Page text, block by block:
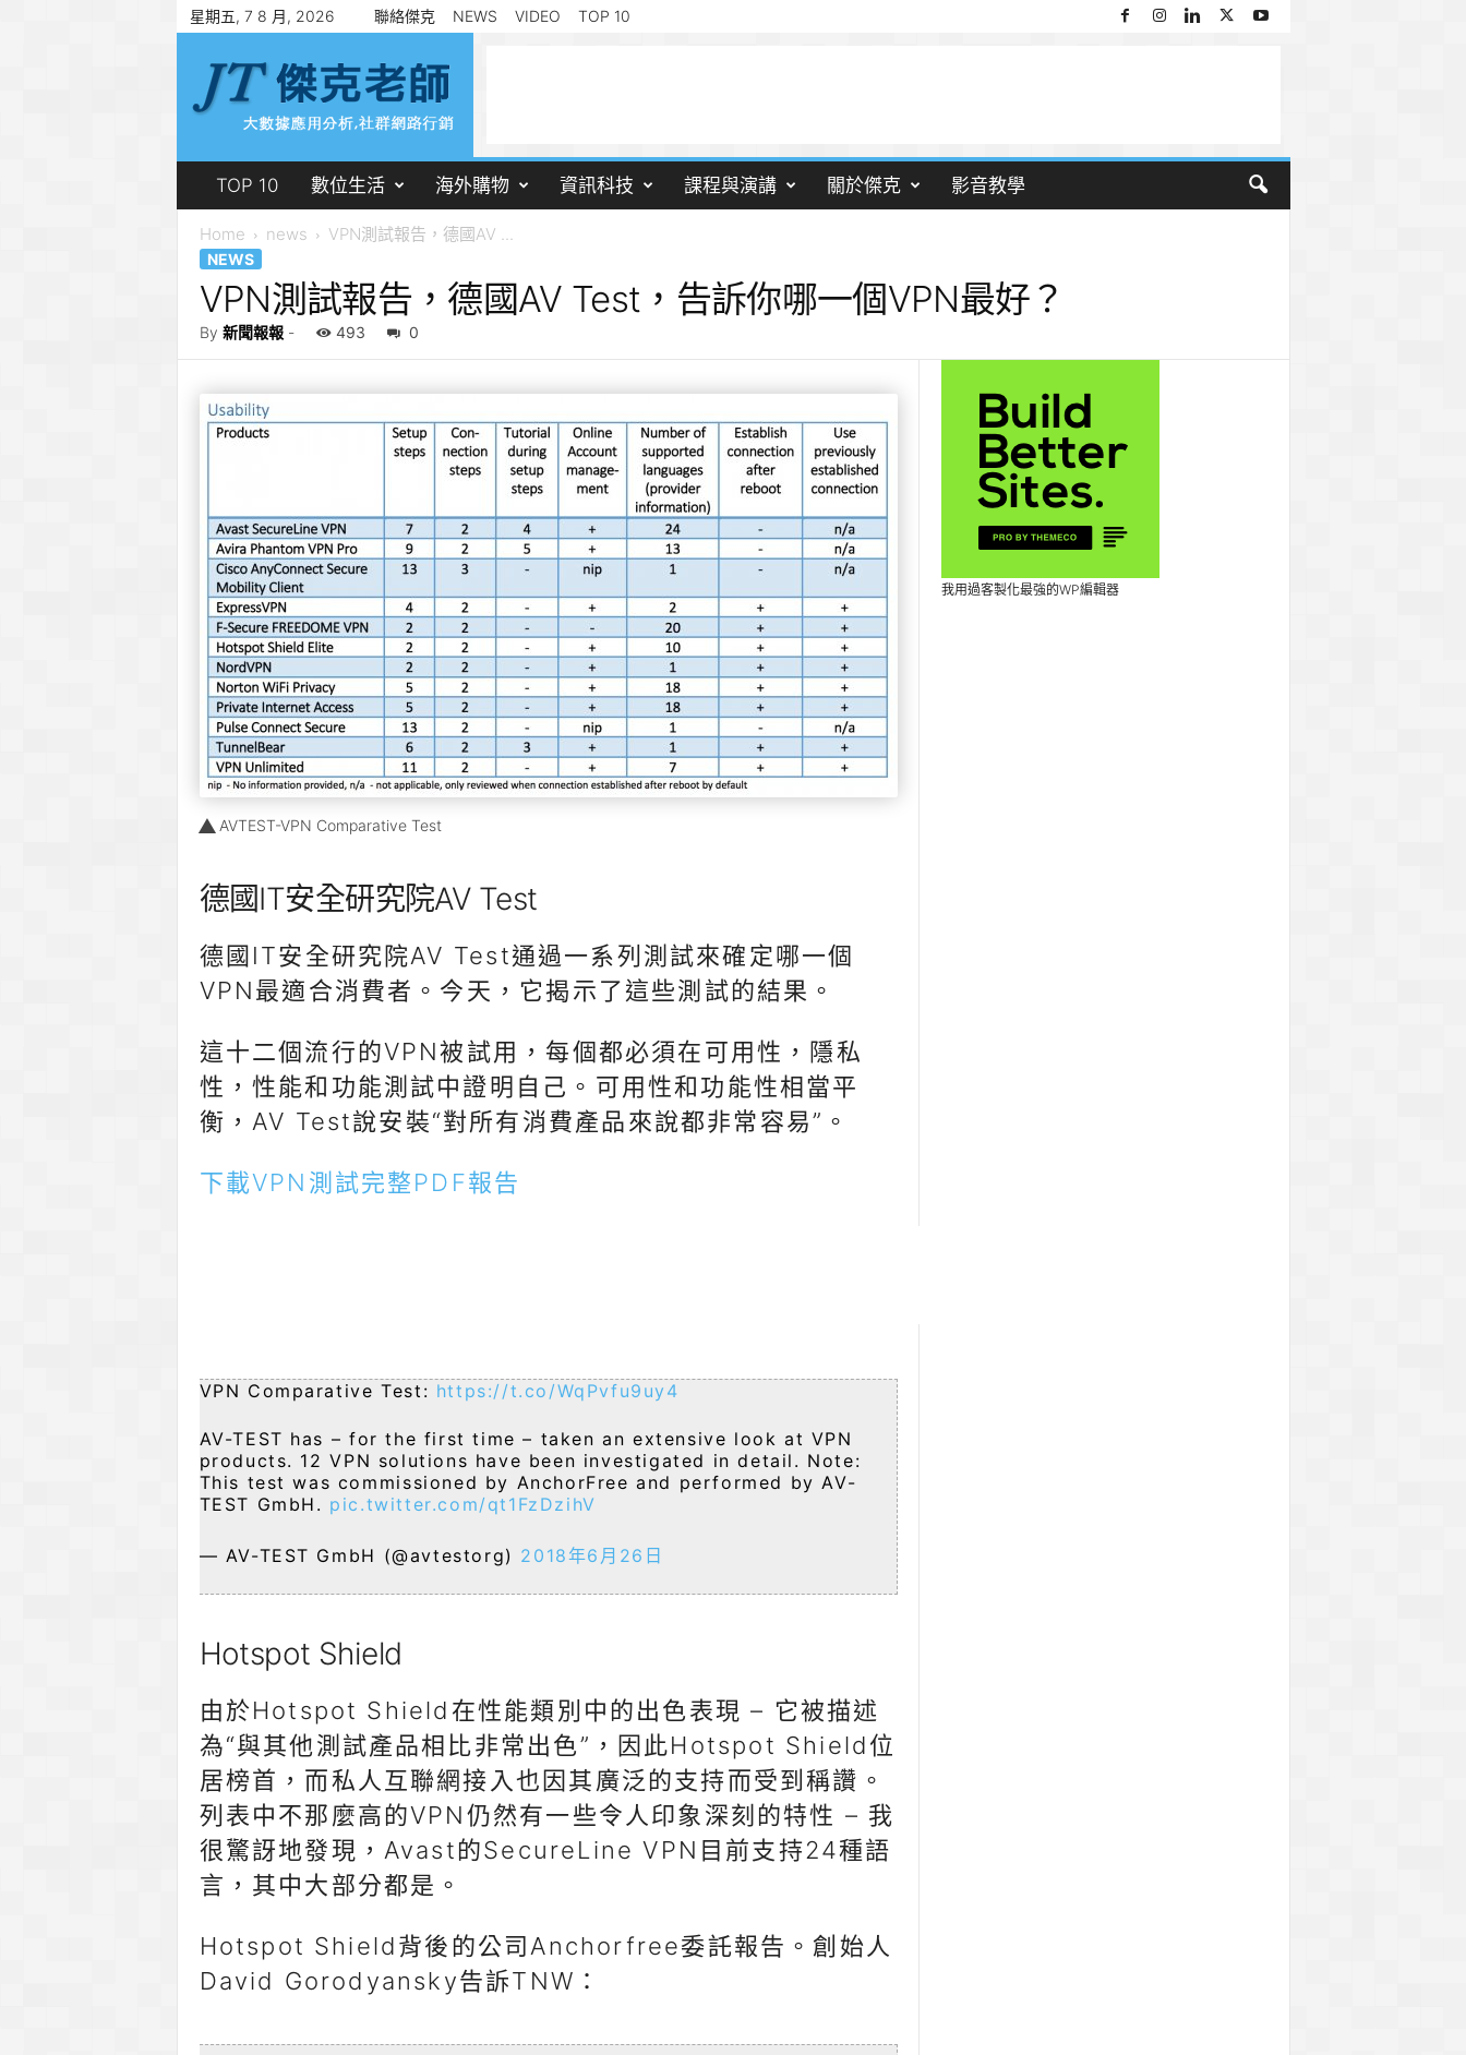
星期五, 7 8 月, 2026 聯絡傑克 NEWS VIDEO TOP 10
TOP 10 數位生活 海外購物 資訊科技 課程與演講 關於傑克 影音教學
Home news VPN測試報告，德國AV ...
NEWS
VPN測試報告，德國AV Test，告訴你哪一個VPN最好？
By 新聞報報- 493 0
AVTEST-VPN Comparative Test
德國IT安全研究院AV Test
德國IT安全研究院AV Test通過一系列測試來確定哪一個
VPN最適合消費者。今天，它揭示了這些測試的結果。
這十二個流行的VPN被試用，每個都必須在可用性，隱私
性，性能和功能測試中證明自己。可用性和功能性相當平
衡，AV Test說安裝“對所有消費產品來說都非常容易”。
下載VPN測試完整PDF報告
VPN Comparative Test: https://t.co/WqPvfu9uy4
AV-TEST has – for the first time – taken an extensive look at VPN
products. 12 VPN solutions have been investigated in detail. Note:
This test was commissioned by AnchorFree and performed by AV-
TEST GmbH. pic.twitter.com/qt1FzDzihV
— AV-TEST GmbH (@avtestorg) 2018年6月26日
Hotspot Shield
由於Hotspot Shield在性能類別中的出色表現 – 它被描述
為“與其他測試產品相比非常出色”，因此Hotspot Shield位
居榜首，而私人互聯網接入也因其廣泛的支持而受到稱讚。
列表中不那麼高的VPN仍然有一些令人印象深刻的特性 – 我
很驚訝地發現，Avast的SecureLine VPN目前支持24種語
言，其中大部分都是。
Hotspot Shield背後的公司Anchorfree委託報告。創始人
David Gorodyansky告訴TNW：
我用過客製化最強的WP編輯器